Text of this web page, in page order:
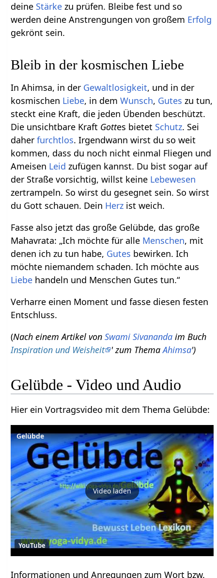
deine Stärke zu prüfen. Bleibe fest und so
werden deine Anstrengungen von großem Erfolg
gekrönt sein.
Bleib in der kosmischen Liebe
In Ahimsa, in der Gewaltlosigkeit, und in der
kosmischen Liebe, in demWunsch, Gutes zu tun,
steckt eine Kraft, die jeden Übenden beschützt.
Die unsichtbare Kraft Gottes bietet Schutz. Sei
daherfurchtlos. Irgendwann wirst du so weit
kommen, dass du noch nicht einmal Fliegen und
Ameisen Leid zufügen kannst. Du bist sogar auf
der Straße vorsichtig, willst keine Lebewesen
zertrampeln. So wirst du gesegnet sein. So wirst
du Gott schauen. Dein Herz ist weich.
Fasse also jetzt das große Gelübde, das große
Mahavrata: „Ich möchte für alle Menschen, mit
denen ich zu tun habe, Gutes bewirken. Ich
möchte niemandem schaden. Ich möchte aus
Liebe handeln und Menschen Gutes tun.“
Verharre einen Moment und fasse diesen festen
Entschluss.
(Nach einem Artikel vonSwami Sivananda im Buch
Inspiration und Weisheit
' zum ThemaAhimsa')
Gelübde - Video und Audio
Hier ein Vortragsvideo mit dem Thema Gelübde:
Gelübde
Video laden
YouTube
Informationen und Anregungen zum Wort bzw.